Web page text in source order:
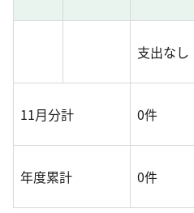
支出なし
11月分計 0件
年度累計 0件